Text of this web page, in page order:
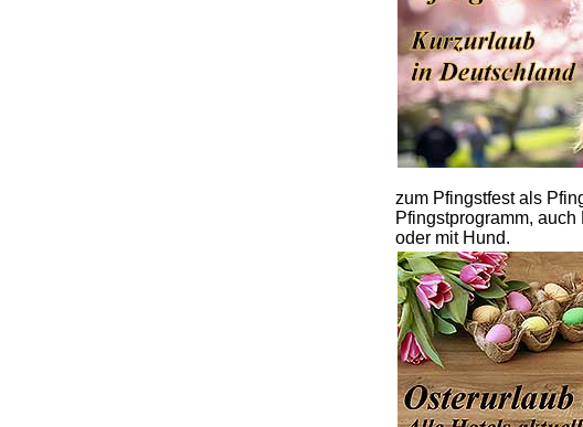
zum Pfingstfest als
Pfingstprogramm,
oder mit Hund.